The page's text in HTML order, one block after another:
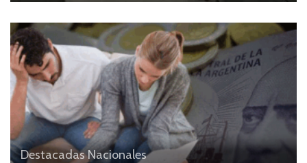
DestacadasNacionales